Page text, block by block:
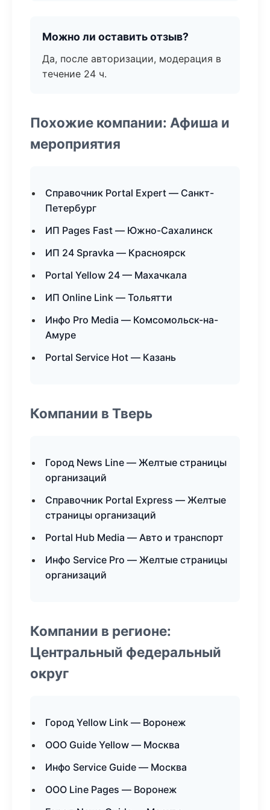
Можно ли оставить отзыв?
Да, после авторизации, модерация в
течение 24 ч.
Похожие компании: Афиша и
мероприятия
Справочник Portal Expert — Санкт-
Петербург
ИП Pages Fast — Южно-Сахалинск
ИП 24 Spravka — Красноярск
Portal Yellow 24 — Махачкала
ИП Online Link — Тольятти
Инфо Pro Media — Комсомольск-на-
Амуре
Portal Service Hot — Казань
Компании в Тверь
Город News Line — Желтые страницы
организаций
Справочник Portal Express — Желтые
страницы организаций
Portal Hub Media — Авто и транспорт
Инфо Service Pro — Желтые страницы
организаций
Компании в регионе:
Центральный федеральный
округ
Город Yellow Link — Воронеж
ООО Guide Yellow — Москва
Инфо Service Guide — Москва
ООО Line Pages — Воронеж